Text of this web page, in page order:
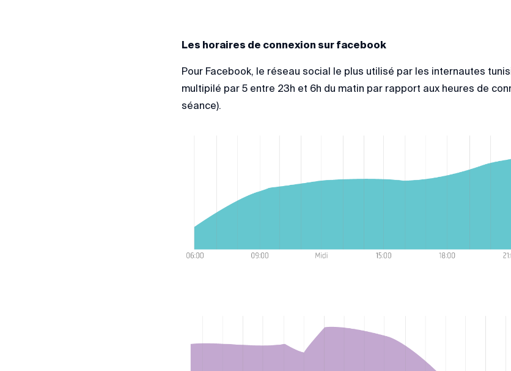
Les horaires de connexion sur facebook
Pour Facebook, le réseau social le plus utilisé par les internautes
multipilé par 5 entre 23h et 6h du matin par rapport aux heures de
séance).